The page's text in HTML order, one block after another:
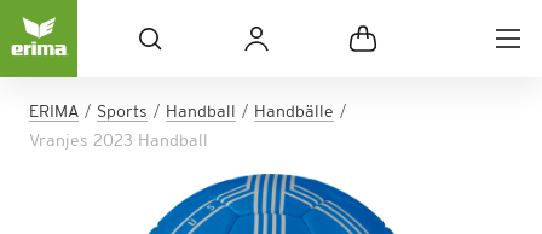
ERIMA Sports Handball
Handbälle
Vranjes 2023 Handball